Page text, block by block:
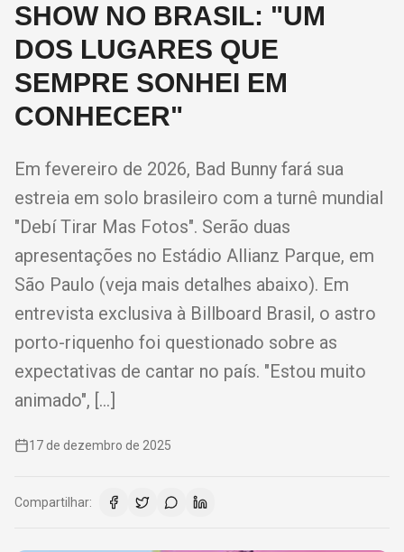
SHOW NO BRASIL: "UM
DOS LUGARES QUE
SEMPRE SONHEI EM
CONHECER"
Em fevereiro de 2026, Bad Bunny fará sua
estreia em solo brasileiro com a turnê mundial
"Debí Tirar Mas Fotos". Serão duas
apresentações no Estádio Allianz Parque, em
São Paulo (veja mais detalhes abaixo). Em
entrevista exclusiva à Billboard Brasil, o astro
porto-riquenho foi questionado sobre as
expectativas de cantar no país. "Estou muito
animado", […]
17 de dezembro de 2025
Compartilhar: